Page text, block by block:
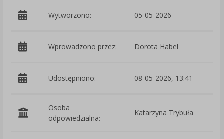
Wytworzono: 05-05-2026
Wprowadzono przez: Dorota Habel
Udostępniono: 08-05-2026, 13:41
Osoba
odpowiedzialna:
Katarzyna Trybuła